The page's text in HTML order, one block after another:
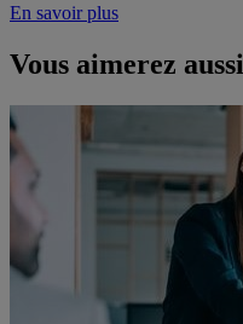
En savoir plus
Vous aimerez aussi